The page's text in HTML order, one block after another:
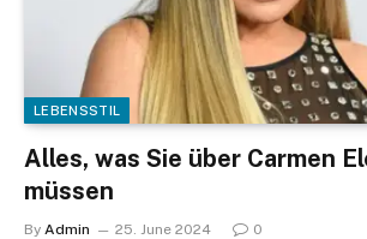
LEBENSSTIL
Alles, was Sie über Carmen
müssen
By Admin 25. June 2024 0